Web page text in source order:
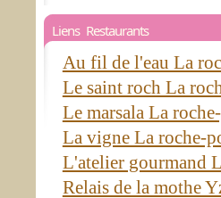
Liens Restaurants
Au fil de l'eau La
Le saint roch La
Le marsala La
La vigne La roche-
L'atelier gourmand
Relais de la mothe